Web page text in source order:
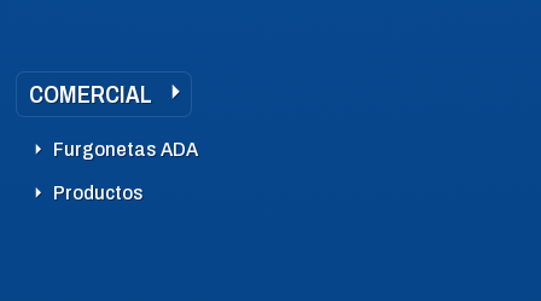
COMERCIAL
Furgonetas ADA
Productos